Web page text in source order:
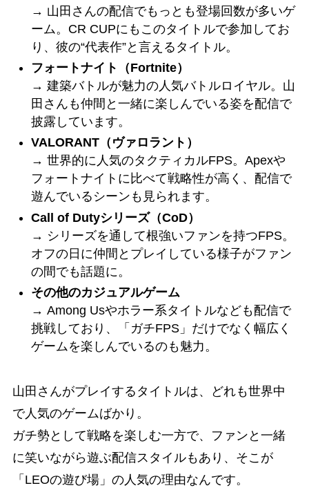
→ 山田さんの配信でもっとも登場回数が多いゲ
ーム。CR CUPにもこのタイトルで参加してお
り、彼の“代表作”と言えるタイトル。
フォートナイト（Fortnite）
→ 建築バトルが魅力の人気バトルロイヤル。山
田さんも仲間と一緒に楽しんでいる姿を配信で
披露しています。
VALORANT（ヴァロラント）
→ 世界的に人気のタクティカルFPS。Apexや
フォートナイトに比べて戦略性が高く、配信で
遊んでいるシーンも見られます。
Call of Dutyシリーズ（CoD）
→ シリーズを通して根強いファンを持つFPS。
オフの日に仲間とプレイしている様子がファン
の間でも話題に。
その他のカジュアルゲーム
→ Among Usやホラー系タイトルなども配信で
挑戦しており、「ガチFPS」だけでなく幅広く
ゲームを楽しんでいるのも魅力。
山田さんがプレイするタイトルは、どれも世界中
で人気のゲームばかり。
ガチ勢として戦略を楽しむ一方で、ファンと一緒
に笑いながら遊ぶ配信スタイルもあり、そこが
「LEOの遊び場」の人気の理由なんです。